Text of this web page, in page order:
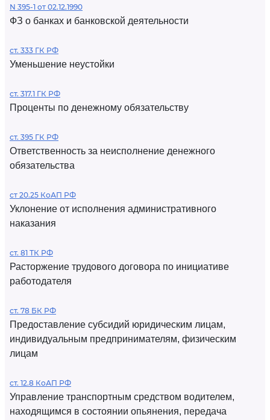
N 395-1 от 02.12.1990
ФЗ о банках и банковской деятельности
ст. 333 ГК РФ
Уменьшение неустойки
ст. 317.1 ГК РФ
Проценты по денежному обязательству
ст. 395 ГК РФ
Ответственность за неисполнение денежного
обязательства
ст 20.25 КоАП РФ
Уклонение от исполнения административного
наказания
ст. 81 ТК РФ
Расторжение трудового договора по инициативе
работодателя
ст. 78 БК РФ
Предоставление субсидий юридическим лицам,
индивидуальным предпринимателям, физическим
лицам
ст. 12.8 КоАП РФ
Управление транспортным средством водителем,
находящимся в состоянии опьянения, передача